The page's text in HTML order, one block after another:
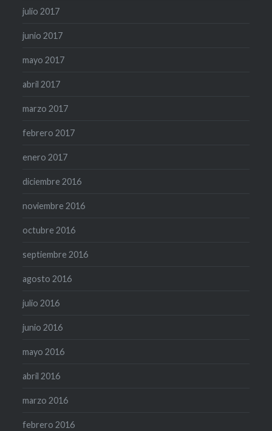
julio 2017
junio 2017
mayo 2017
abril 2017
marzo 2017
febrero 2017
enero 2017
diciembre 2016
noviembre 2016
octubre 2016
septiembre 2016
agosto 2016
julio 2016
junio 2016
mayo 2016
abril 2016
marzo 2016
febrero 2016